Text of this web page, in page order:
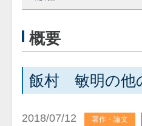
概要
飯村 敏明の他
2018/07/12 著作・論文